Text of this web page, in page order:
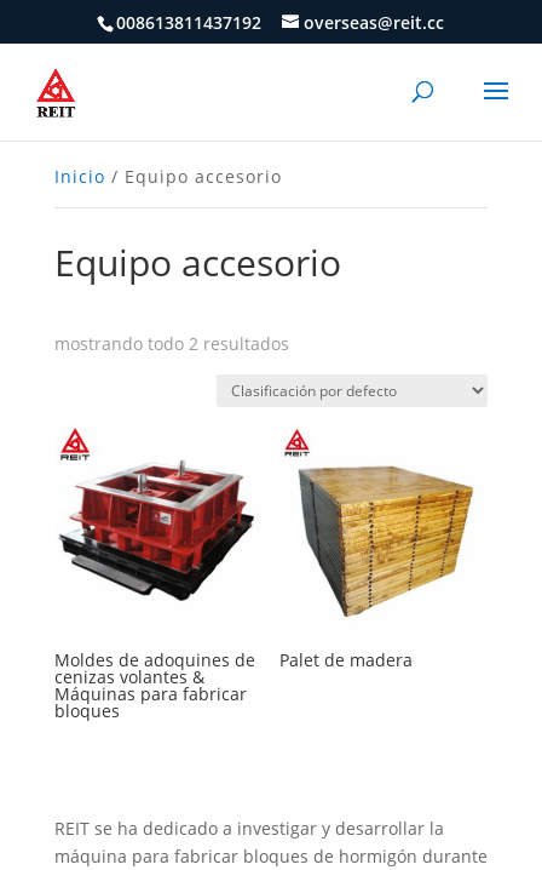
008613811437192 overseas@reit.cc
Inicio / Equipo accesorio
Equipo accesorio
mostrando todo 2 resultados
Moldes de adoquines de
cenizas volantes &
Máquinas para fabricar
bloques
Palet de madera
REIT se ha dedicado a investigar y desarrollar la
máquina para fabricar bloques de hormigón durante